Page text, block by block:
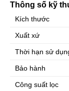
Thông số kỹ
Kích thước
Xuất xứ
Thời hạn sử
Bảo hành
Công suất lọc